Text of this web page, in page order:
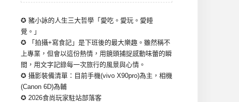
✪ 豬小詠的人生三大哲學「愛吃。愛玩。愛睡
覺。」
✪ 「拍攝+寫食記」是下班後的最大樂趣。雖然稱不
上專業，但會以這份熱情，用鏡頭捕捉感動味蕾的瞬
間，用文字記錄每一次旅行的風景與心情。
✪ 攝影裝備清單：目前手機(vivo X90pro)為主，相機
(Canon 6D)為輔
✪ 2026食尚玩家駐站部落客